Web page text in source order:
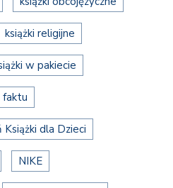
książki religijne
w pakiecie
dla Dzieci
NIKE